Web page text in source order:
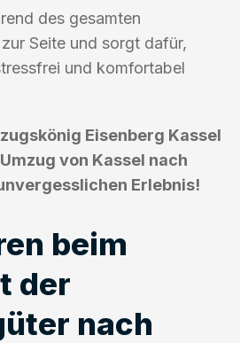
des gesamten
Seite und sorgt dafür,
und komfortabel
Eisenberg Kassel
von Kassel nach
Erlebnis!
beim
der
nach